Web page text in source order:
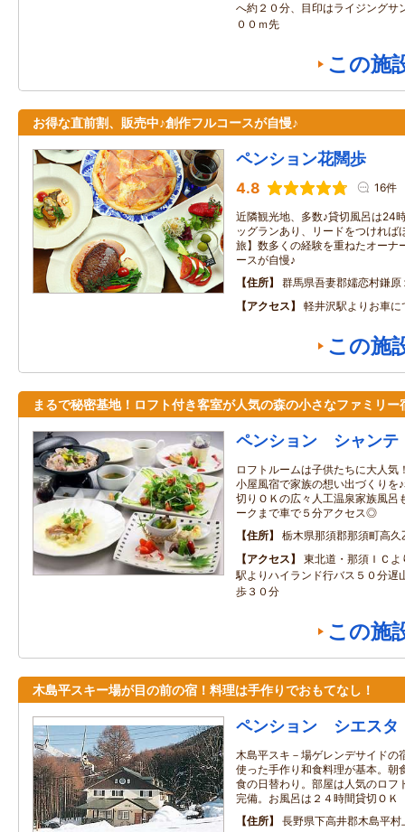
へ約２０分、目印はライジングサ
００ｍ先
この施
お得な直前割、販売中♪創作フルコースが自慢♪
ペンション花闊歩
4.8 16件
近隣観光地、多数♪貸切風呂は24
ッグランあり、リードをつければ
旅】数多くの経験を重ねたオーナ
ースが自慢♪
住所
群馬県吾妻郡嬬恋村鎌原
アクセス
軽井沢駅よりお車
この施
まるで秘密基地！ロフト付き客室が人気の森の小さなファミリー
ペンション シャンテ
ロフトルームは子供たちに大人気
小屋風宿で家族の想い出づくりを
切りＯＫの広々人工温泉家族風呂
ークまで車で５分アクセス◎
住所
栃木県那須郡那須町高
アクセス
東北道・那須ＩＣ
駅よりハイランド行バス５０分遅
歩３０分
この施
木島平スキー場が目の前の宿！料理は手作りでおもてなし！
ペンション シエスタ
木島平スキ－場ゲレンデサイドの
使った手作り和食料理が基本。朝
食の日替わり。部屋は人気のロフ
完備。お風呂は２４時間貸切ＯＫ
住所
長野県下高井郡木島平